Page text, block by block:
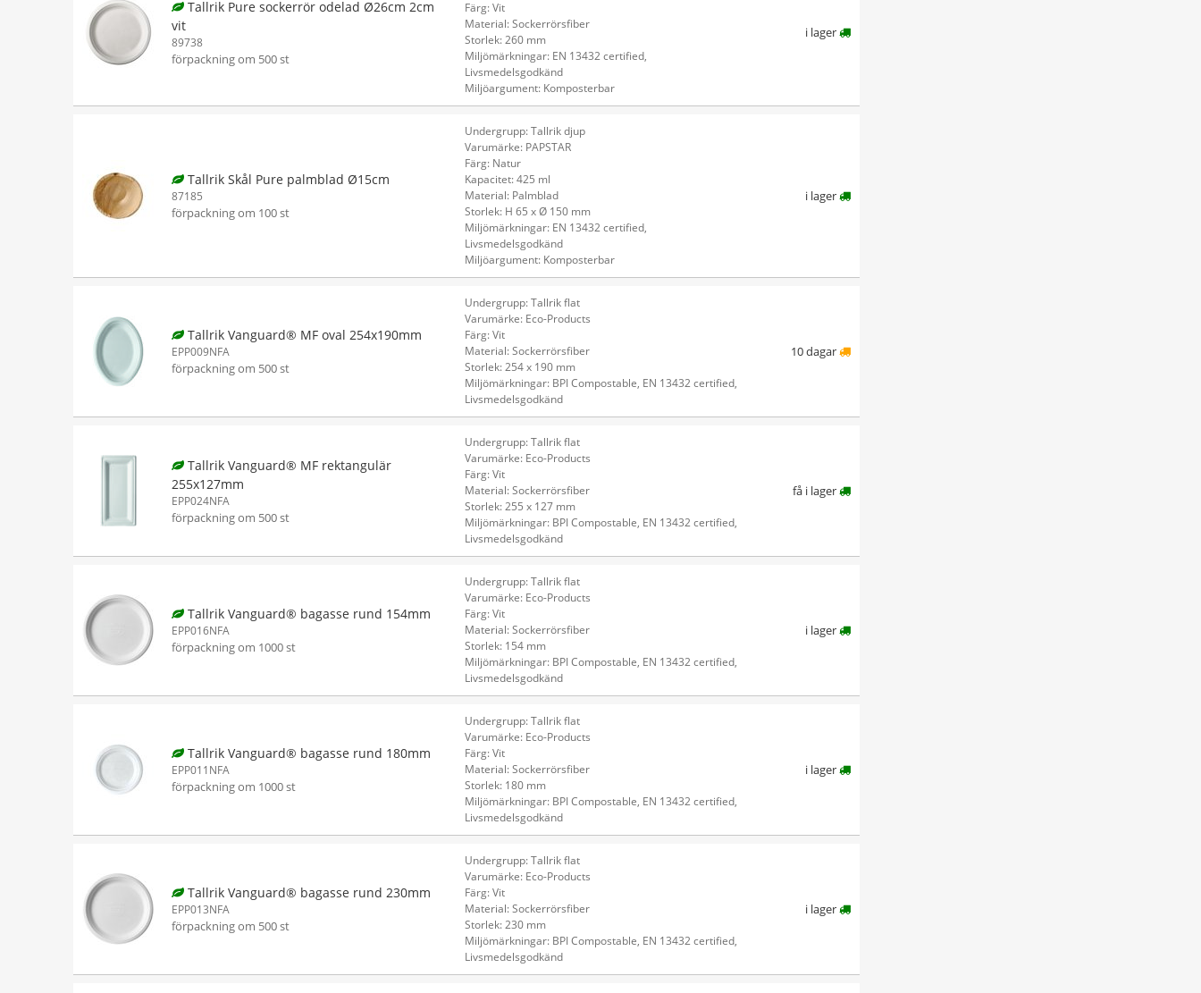
Tallrik Pure sockerrör odelad Ø26cm 2cm
vit
89738
förpackning om 500 st
Färg: Vit
Material: Sockerrörsfiber
Storlek: 260 mm
Miljömärkningar: EN 13432 certified,
Livsmedelsgodkänd
Miljöargument: Komposterbar
i lager
Tallrik Skål Pure palmblad Ø15cm
87185
förpackning om 100 st
Undergrupp: Tallrik djup
Varumärke: PAPSTAR
Färg: Natur
Kapacitet: 425 ml
Material: Palmblad
Storlek: H 65 x Ø 150 mm
Miljömärkningar: EN 13432 certified,
Livsmedelsgodkänd
Miljöargument: Komposterbar
i lager
Tallrik Vanguard® MF oval 254x190mm
EPP009NFA
förpackning om 500 st
Undergrupp: Tallrik flat
Varumärke: Eco-Products
Färg: Vit
Material: Sockerrörsfiber
Storlek: 254 x 190 mm
Miljömärkningar: BPI Compostable, EN 13432 certified,
Livsmedelsgodkänd
10 dagar
Tallrik Vanguard® MF rektangulär
255x127mm
EPP024NFA
förpackning om 500 st
Undergrupp: Tallrik flat
Varumärke: Eco-Products
Färg: Vit
Material: Sockerrörsfiber
Storlek: 255 x 127 mm
Miljömärkningar: BPI Compostable, EN 13432 certified,
Livsmedelsgodkänd
få i lager
Tallrik Vanguard® bagasse rund 154mm
EPP016NFA
förpackning om 1000 st
Undergrupp: Tallrik flat
Varumärke: Eco-Products
Färg: Vit
Material: Sockerrörsfiber
Storlek: 154 mm
Miljömärkningar: BPI Compostable, EN 13432 certified,
Livsmedelsgodkänd
i lager
Tallrik Vanguard® bagasse rund 180mm
EPP011NFA
förpackning om 1000 st
Undergrupp: Tallrik flat
Varumärke: Eco-Products
Färg: Vit
Material: Sockerrörsfiber
Storlek: 180 mm
Miljömärkningar: BPI Compostable, EN 13432 certified,
Livsmedelsgodkänd
i lager
Tallrik Vanguard® bagasse rund 230mm
EPP013NFA
förpackning om 500 st
Undergrupp: Tallrik flat
Varumärke: Eco-Products
Färg: Vit
Material: Sockerrörsfiber
Storlek: 230 mm
Miljömärkningar: BPI Compostable, EN 13432 certified,
Livsmedelsgodkänd
i lager